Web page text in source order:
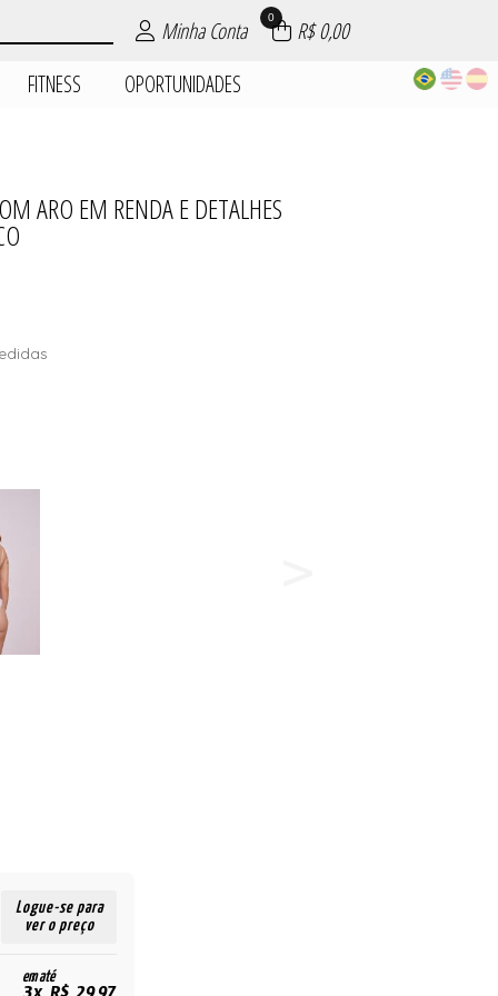
Minha Conta 0
R$ 0,00
FITNESS OPORTUNIDADES
ARO EM RENDA E DETALHES
Logue-se para
ver o preço
em até